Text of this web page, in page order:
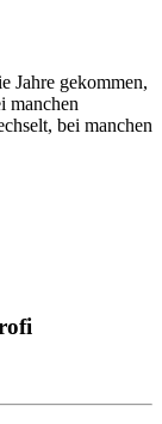
Jahre gekommen,
manchen
bei manchen